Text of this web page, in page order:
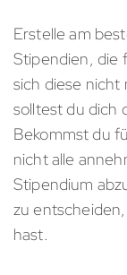
Erstelle am
Stipendien, die
sich diese nicht
solltest du dich
Bekommst du
nicht alle
Stipendium
zu
hast.